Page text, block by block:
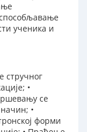
ученика и
стручног
•
се
•
форми